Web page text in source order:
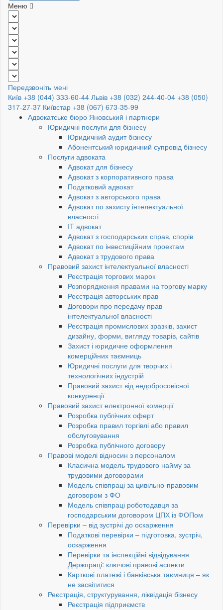
Меню
Передзвоніть мені
Київ +38 (044) 333-60-44 Львів +38 (032) 244-40-04 +38 (050)
317-27-37 Київстар +38 (067) 673-35-99
Адвокатське бюро Яновський і партнери
Юридичні послуги для бізнесу
Юридичний аудит бізнесу
Абонентський юридичний супровід бізнесу
Послуги адвоката
Адвокат для бізнесу
Адвокат з корпоративного права
Податковий адвокат
Адвокат з авторського права
Адвокат по захисту інтелектуальної
власності
IT адвокат
Адвокат з господарських справ, спорів
Адвокат по інвестиційним проектам
Адвокат з трудового права
Правовий захист інтелектуальної власності
Реєстрація торгових марок
Розпорядження правами на торгову марку
Реєстрація авторських прав
Договори про передачу прав
інтелектуальної власності
Реєстрація промислових зразків, захист
дизайну, форми, вигляду товарів, сайтів
Захист і юридичне оформлення
комерційних таємниць
Юридичні послуги для творчих і
технологічних індустрій
Правовий захист від недобросовісної
конкуренції
Правовий захист електронної комерції
Розробка публічних оферт
Розробка правил торгівлі або правил
обслуговування
Розробка публічного договору
Правові моделі відносин з персоналом
Класична модель трудового найму за
трудовими договорами
Модель співпраці за цивільно-правовим
договором з ФО
Модель співпраці роботодавця за
господарським договором ЦПХ із ФОПом
Перевірки – від зустрічі до оскарження
Податкові перевірки – підготовка, зустріч,
оскарження
Перевірки та інспекційні відвідування
Держпраці: ключові правові аспекти
Карткові платежі і банківська таємниця – як
не засвітитися
Реєстрація, структурування, ліквідація бізнесу
Реєстрація підприємств